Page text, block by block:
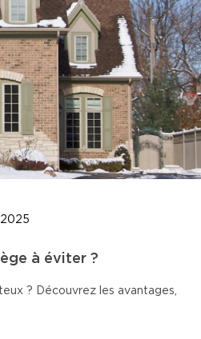
2025
à éviter ?
? Découvrez les avantages,